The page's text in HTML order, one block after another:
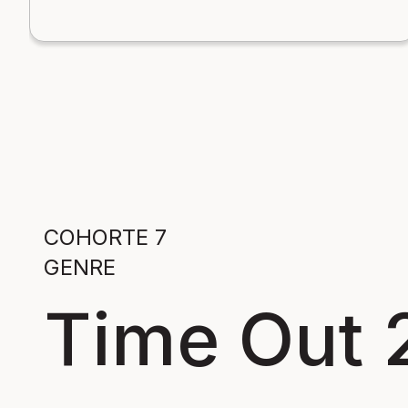
COHORTE 7
GENRE
Time Out